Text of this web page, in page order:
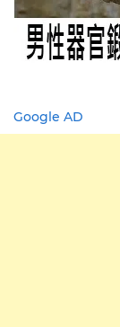
Google AD